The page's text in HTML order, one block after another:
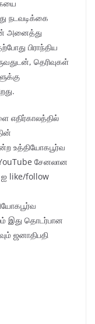
நடவடிக்கை
அனைத்து
பிராந்திய
தெரிவுகள்
எதிர்காலத்தில்
உத்தியோகபூர்வ
சேனலான
ஐ like/follow
இது தொடர்பான
ஜனாதிபதி